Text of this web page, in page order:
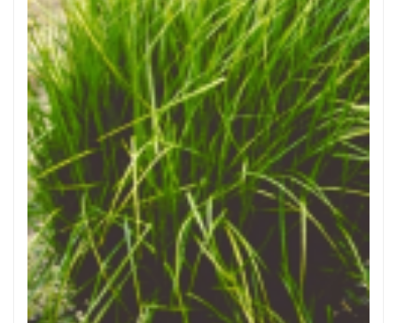
Palmzegge
Carex muskingumensis